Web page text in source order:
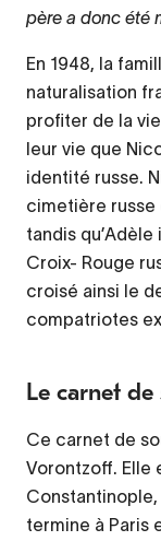
père a donc été
En 1948, la
naturalisation
profiter de la vie
leur vie que
identité russe.
cimetière russe
tandis
Croix- Rouge
croisé ainsi le
compatriotes
Le carnet de
Ce carnet de
Vorontzoff. Elle
Constantinople,
termine à Paris